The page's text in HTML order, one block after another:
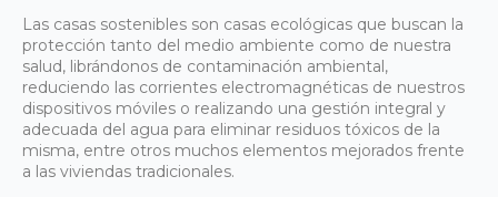
Las casas sostenibles son casas ecológicas que buscan la
protección tanto del medio ambiente como de nuestra
salud, librándonos de contaminación ambiental,
reduciendo las corrientes electromagnéticas de nuestros
dispositivos móviles o realizando una gestión integral y
adecuada del agua para eliminar residuos tóxicos de la
misma, entre otros muchos elementos mejorados frente
a las viviendas tradicionales.